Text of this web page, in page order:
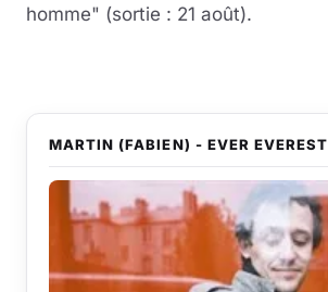
homme" (sortie : 21 août).
MARTIN (FABIEN) - EVER EVEREST